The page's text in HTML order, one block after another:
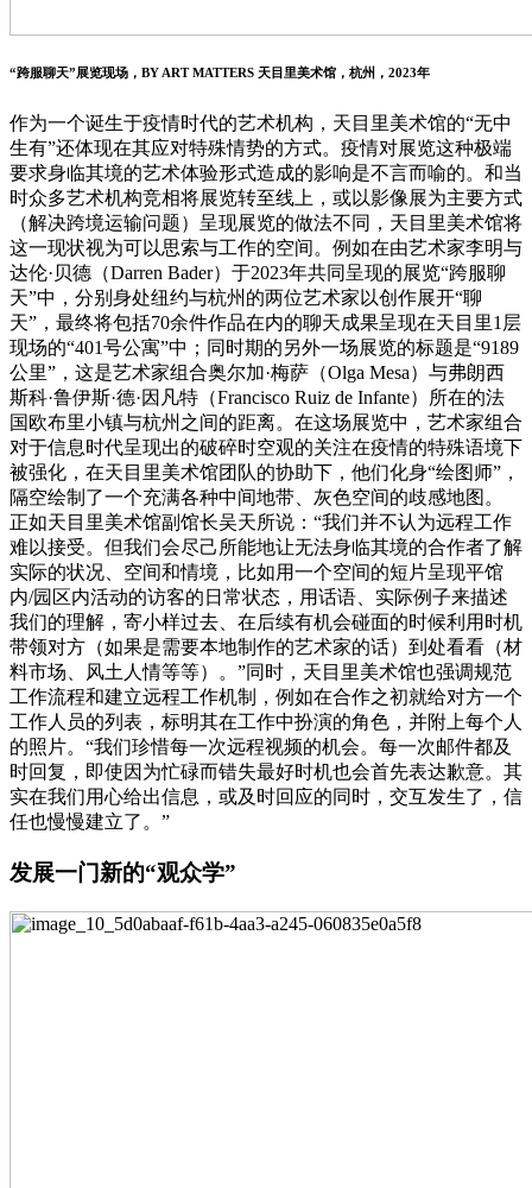
“跨服聊天”展览现场，BY ART MATTERS 天目里美术馆，杭州，2023年
作为一个诞生于疫情时代的艺术机构，天目里美术馆的“无中
生有”还体现在其应对特殊情势的方式。疫情对展览这种极端
要求身临其境的艺术体验形式造成的影响是不言而喻的。和当
时众多艺术机构竞相将展览转至线上，或以影像展为主要方式
（解决跨境运输问题）呈现展览的做法不同，天目里美术馆将
这一现状视为可以思索与工作的空间。例如在由艺术家李明与
达伦·贝德（Darren Bader）于2023年共同呈现的展览“跨服聊
天”中，分别身处纽约与杭州的两位艺术家以创作展开“聊
天”，最终将包括70余件作品在内的聊天成果呈现在天目里1层
现场的“401号公寓”中；同时期的另外一场展览的标题是“9189
公里”，这是艺术家组合奥尔加·梅萨（Olga Mesa）与弗朗西
斯科·鲁伊斯·德·因凡特（Francisco Ruiz de Infante）所在的法
国欧布里小镇与杭州之间的距离。在这场展览中，艺术家组合
对于信息时代呈现出的破碎时空观的关注在疫情的特殊语境下
被强化，在天目里美术馆团队的协助下，他们化身“绘图师”，
隔空绘制了一个充满各种中间地带、灰色空间的歧感地图。
正如天目里美术馆副馆长吴天所说：“我们并不认为远程工作
难以接受。但我们会尽己所能地让无法身临其境的合作者了解
实际的状况、空间和情境，比如用一个空间的短片呈现平馆
内/园区内活动的访客的日常状态，用话语、实际例子来描述
我们的理解，寄小样过去、在后续有机会碰面的时候利用时机
带领对方（如果是需要本地制作的艺术家的话）到处看看（材
料市场、风土人情等等）。”同时，天目里美术馆也强调规范
工作流程和建立远程工作机制，例如在合作之初就给对方一个
工作人员的列表，标明其在工作中扮演的角色，并附上每个人
的照片。“我们珍惜每一次远程视频的机会。每一次邮件都及
时回复，即使因为忙碌而错失最好时机也会首先表达歉意。其
实在我们用心给出信息，或及时回应的同时，交互发生了，信
任也慢慢建立了。”
发展一门新的“观众学”